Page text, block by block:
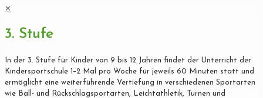
✕
3. Stufe
In der 3. Stufe für Kinder von 9 bis 12 Jahren findet der Unterricht der
Kindersportschule 1–2 Mal pro Woche für jeweils 60 Minuten statt und
ermöglicht eine weiterführende Vertiefung in verschiedenen Sportarten
wie Ball- und Rückschlagsportarten, Leichtathletik, Turnen und